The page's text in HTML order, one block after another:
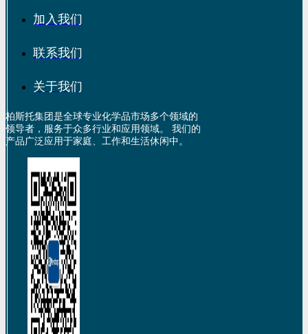
加入我们
联系我们
关于我们
柏斯托集团是全球专业化学品市场多个领域的
领导者，服务于众多行业和应用领域。 我们的
产品广泛应用于家庭、工作和生活休闲中。